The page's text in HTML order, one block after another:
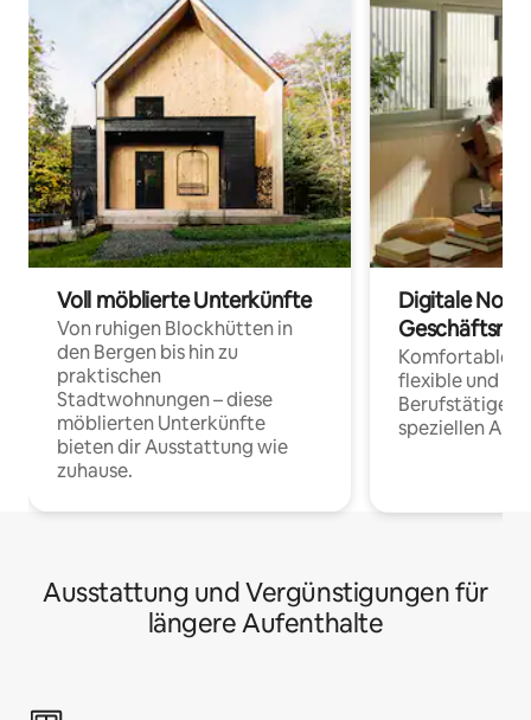
Voll möblierte Unterkünfte
Von ruhigen Blockhütten in
den Bergen bis hin zu
praktischen
Stadtwohnungen – diese
möblierten Unterkünfte
bieten dir Ausstattung wie
zuhause.
Digitale
Komfortable
flexible und
Berufstätige
speziellen
Ausstattung und Vergünstigungen für
längere Aufenthalte